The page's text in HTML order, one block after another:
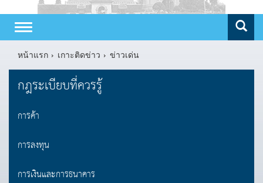
Toggle
navigation
หน้าแรก
เกาะติดข่าว ข่าวเด่น
กฎระเบียบที่ควรรู้
การค้า
การลงทุน
การเงินและการธนาคาร